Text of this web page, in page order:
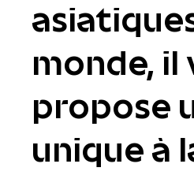
monde, il
propose
unique à